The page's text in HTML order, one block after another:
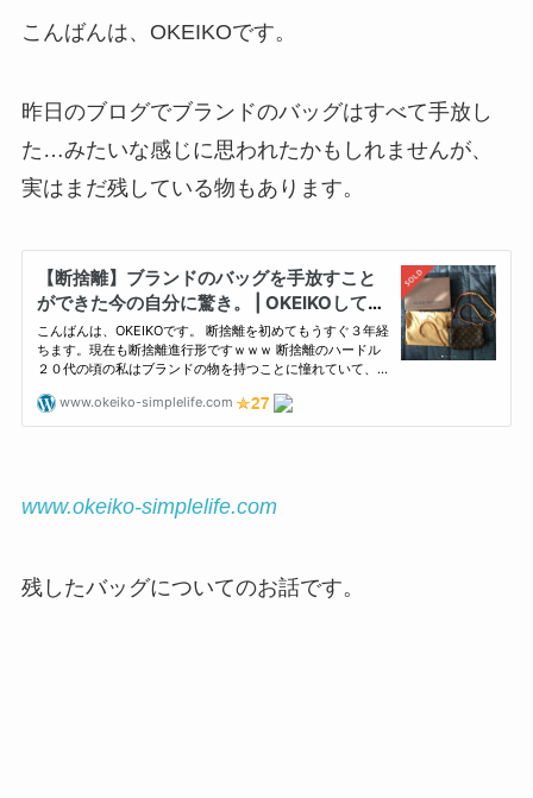
こんばんは、OKEIKOです。
昨日のブログでブランドのバッグはすべて手放し
た…みたいな感じに思われたかもしれませんが、
実はまだ残している物もあります。
www.okeiko-simplelife.com
残したバッグについてのお話です。